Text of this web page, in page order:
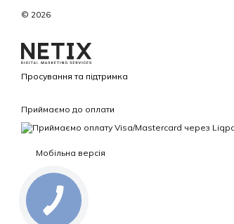
© 2026
Просування та підтримка
Приймаємо до оплати
Мобільна версія